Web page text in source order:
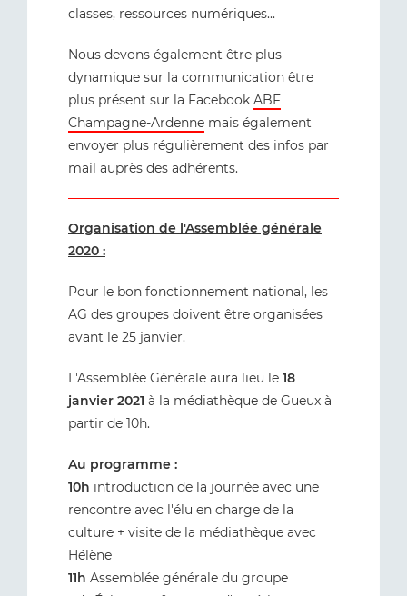
classes, ressources numériques...
Nous devons également être plus
dynamique sur la communication être
plus présent sur la Facebook ABF
Champagne-Ardenne mais également
envoyer plus régulièrement des infos par
mail auprès des adhérents.
Organisation de l'Assemblée générale
2020 :
Pour le bon fonctionnement national, les
AG des groupes doivent être organisées
avant le 25 janvier.
L'Assemblée Générale aura lieu le 18
janvier 2021 à la médiathèque de Gueux à
partir de 10h.
Au programme :
10h introduction de la journée avec une
rencontre avec l'élu en charge de la
culture + visite de la médiathèque avec
Hélène
11h Assemblée générale du groupe